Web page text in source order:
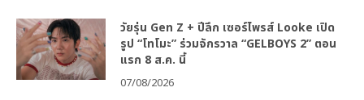
วัยรุ่น Gen Z + ปีลึก เซอร์ไพรส์ Looke เปิด
รูป “โทโมะ” ร่วมจักรวาล “GELBOYS 2” ตอน
แรก 8 ส.ค. นี้
07/08/2026